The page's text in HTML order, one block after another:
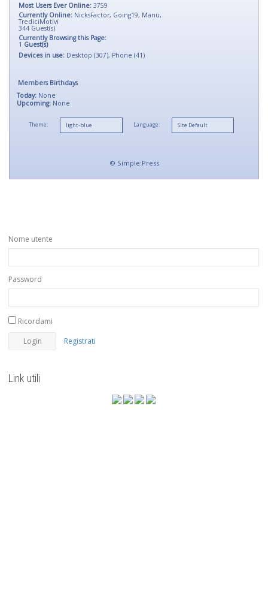
Most Users Ever Online: 3759
Currently Online: NicksFactor, Going19, Manu,
TrediciMotivi
344 Guest(s)
Currently Browsing this Page:
1 Guest(s)
Devices in use: Desktop (307), Phone (41)
Members Birthdays
Today: None
Upcoming: None
Theme: Language:
© Simple:Press
Nome utente
Password
Ricordami
Registrati
Link utili